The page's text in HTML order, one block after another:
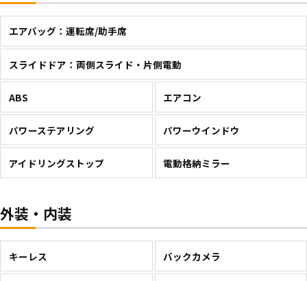
エアバッグ：運転席/助手席
スライドドア：両側スライド・片側電動
ABS エアコン
パワーステアリング パワーウインドウ
アイドリングストップ 電動格納ミラー
外装・内装
キーレス バックカメラ